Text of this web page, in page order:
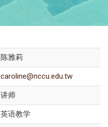
陈雅莉
caroline@nccu.edu.tw
讲师
英语教学